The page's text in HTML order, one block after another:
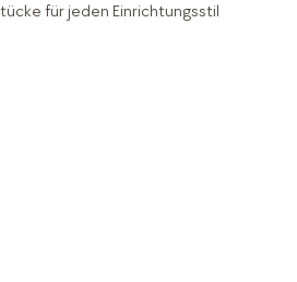
für jeden Einrichtungsstil